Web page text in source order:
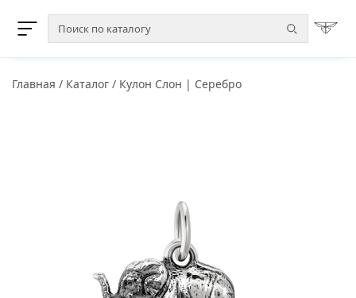
Главная / Каталог / Кулон Слон | Серебро